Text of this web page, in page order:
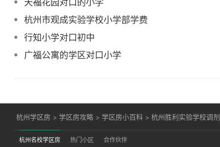
杭州市观成实验学校小学部学费
行知小学对口初中
广福公寓的学区对口小学
杭州学区房 > 学区房攻略 > 学区房小百科 >杭州胜利实验学校调
杭州名校学区房 热门小区 合作伙伴